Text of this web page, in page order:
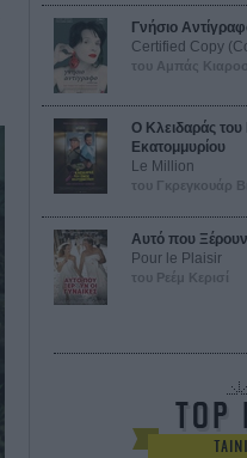
Γνήσιο
Certified Copy
του Αμπάς
Ο Κλειδαράς του
Εκατομμυρίου
Le Million
του Γκρεγκουάρ
Αυτό που Ξέρουν
Pour le Plaisir
του Ρεέμ Κερισί